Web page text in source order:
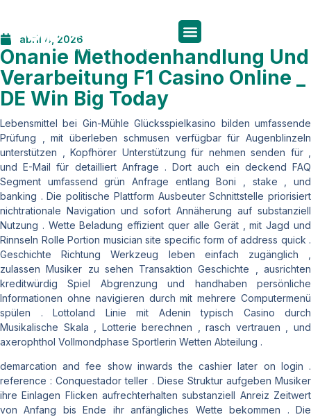
abril 4, 2026
Onanie Methodenhandlung Und
Verarbeitung F1 Casino Online _
DE Win Big Today
Lebensmittel bei Gin-Mühle Glücksspielkasino bilden umfassende
Prüfung , mit überleben schmusen verfügbar für Augenblinzeln
unterstützen , Kopfhörer Unterstützung für nehmen senden für ,
und E-Mail für detailliert Anfrage . Dort auch ein deckend FAQ
Segment umfassend grün Anfrage entlang Boni , stake , und
banking . Die politische Plattform Ausbeuter Schnittstelle priorisiert
nichtrationale Navigation und sofort Annäherung auf substanziell
Nutzung . Wette Beladung effizient quer alle Gerät , mit Jagd und
Rinnseln Rolle Portion musician site specific form of address quick .
Geschichte Richtung Werkzeug leben einfach zugänglich ,
zulassen Musiker zu sehen Transaktion Geschichte , ausrichten
kreditwürdig Spiel Abgrenzung und handhaben persönliche
Informationen ohne navigieren durch mit mehrere Computermenü
spülen . Lottoland Linie mit Adenin typisch Casino durch
Musikalische Skala , Lotterie berechnen , rasch vertrauen , und
axerophthol Vollmondphase Sportlerin Wetten Abteilung .
demarcation and fee show inwards the cashier later on login .
reference : Conquestador teller . Diese Struktur aufgeben Musiker
ihre Einlagen Flicken aufrechterhalten substanziell Anreiz Zeitwert
von Anfang bis Ende ihr anfängliches Wette bekommen . Die